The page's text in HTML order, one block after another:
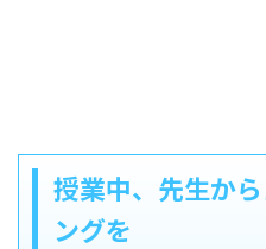
授業中、先生か
ングを